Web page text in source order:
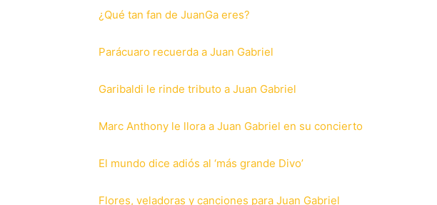
¿Qué tan fan de JuanGa eres?
Parácuaro recuerda a Juan Gabriel
Garibaldi le rinde tributo a Juan Gabriel
Marc Anthony le llora a Juan Gabriel en su concierto
El mundo dice adiós al ‘más grande Divo’
Flores, veladoras y canciones para Juan Gabriel